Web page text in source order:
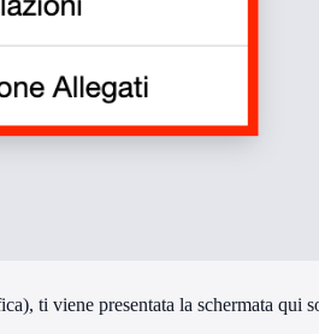
ti viene presentata la schermata qui